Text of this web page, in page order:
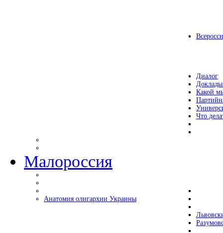
Диалог
Какой
Что
Малороссия
Анатомия олигархии Украины